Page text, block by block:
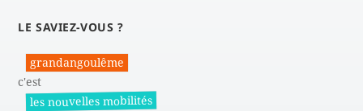
LE SAVIEZ-VOUS ?
grandangoulême
c'est
les nouvelles mobilités